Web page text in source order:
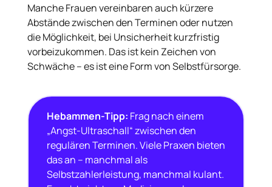
Manche Frauen vereinbaren auch kürzere
Abstände zwischen den Terminen oder nutzen
die Möglichkeit, bei Unsicherheit kurzfristig
vorbeizukommen. Das ist kein Zeichen von
Schwäche – es ist eine Form von Selbstfürsorge.
Hebammen-Tipp: Frag nach einem
„Angst-Ultraschall“ zwischen den
regulären Terminen. Viele Praxen bieten
das an – manchmal als
Selbstzahlerleistung, manchmal kulant.